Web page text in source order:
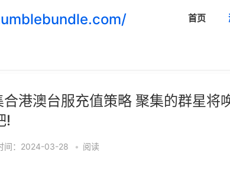
首页
港澳台服充值策略 聚集的群星将
!
间：2024-03-28 • 阅读